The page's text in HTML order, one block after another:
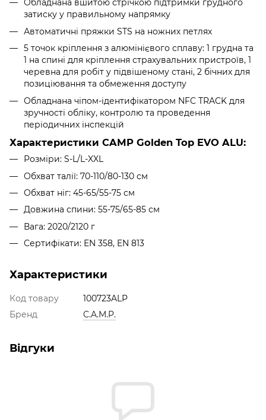
Обладнана вшитою стрічкою підтримки грудного
затиску у правильному напрямку
Автоматичні пряжки STS на ножних петлях
5 точок кріплення з алюмінієвого сплаву: 1 грудна та
1 на спині для кріплення страхувальних пристроїв, 1
черевна для робіт у підвішеному стані, 2 бічних для
позиціювання та обмеження доступу
Обладнана чіпом-ідентифікатором NFC TRACK для
зручності обліку, контролю та проведення
періодичних інспекцій
Характеристики CAMP Golden Top EVO ALU:
Розміри: S-L/L-XXL
Обхват талії: 70-110/80-130 см
Обхват ніг: 45-65/55-75 см
Довжина спини: 55-75/65-85 см
Вага: 2020/2120 г
Сертифікати: EN 358, EN 813
Характеристики
Код товару
100723ALP
Бренд
C.A.M.P.
Відгуки